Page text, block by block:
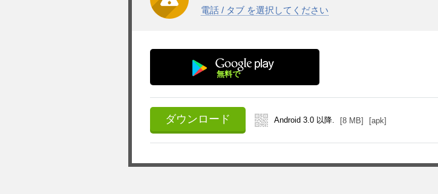
電話 / タブ を選択してください
無料で
ダウンロード Android 3.0 以降. [8 MB] [apk]